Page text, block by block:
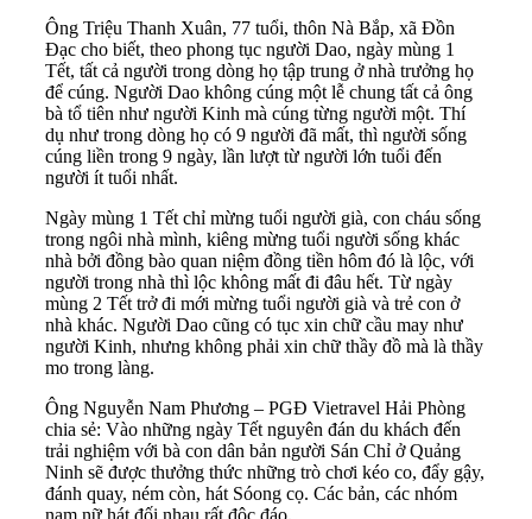
Ông Triệu Thanh Xuân, 77 tuổi, thôn Nà Bắp, xã Đồn
Đạc cho biết, theo phong tục người Dao, ngày mùng 1
Tết, tất cả người trong dòng họ tập trung ở nhà trưởng họ
để cúng. Người Dao không cúng một lễ chung tất cả ông
bà tổ tiên như người Kinh mà cúng từng người một. Thí
dụ như trong dòng họ có 9 người đã mất, thì người sống
cúng liền trong 9 ngày, lần lượt từ người lớn tuổi đến
người ít tuổi nhất.
Ngày mùng 1 Tết chỉ mừng tuổi người già, con cháu sống
trong ngôi nhà mình, kiêng mừng tuổi người sống khác
nhà bởi đồng bào quan niệm đồng tiền hôm đó là lộc, với
người trong nhà thì lộc không mất đi đâu hết. Từ ngày
mùng 2 Tết trở đi mới mừng tuổi người già và trẻ con ở
nhà khác. Người Dao cũng có tục xin chữ cầu may như
người Kinh, nhưng không phải xin chữ thầy đồ mà là thầy
mo trong làng.
Ông Nguyễn Nam Phương – PGĐ Vietravel Hải Phòng
chia sẻ: Vào những ngày Tết nguyên đán du khách đến
trải nghiệm với bà con dân bản người Sán Chỉ ở Quảng
Ninh sẽ được thưởng thức những trò chơi kéo co, đẩy gậy,
đánh quay, ném còn, hát Sóong cọ. Các bản, các nhóm